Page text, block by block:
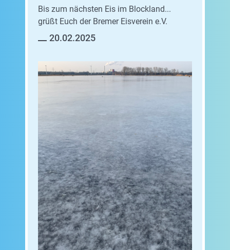
Bis zum nächsten Eis im Blockland...
grüßt Euch der Bremer Eisverein e.V.
20.02.2025